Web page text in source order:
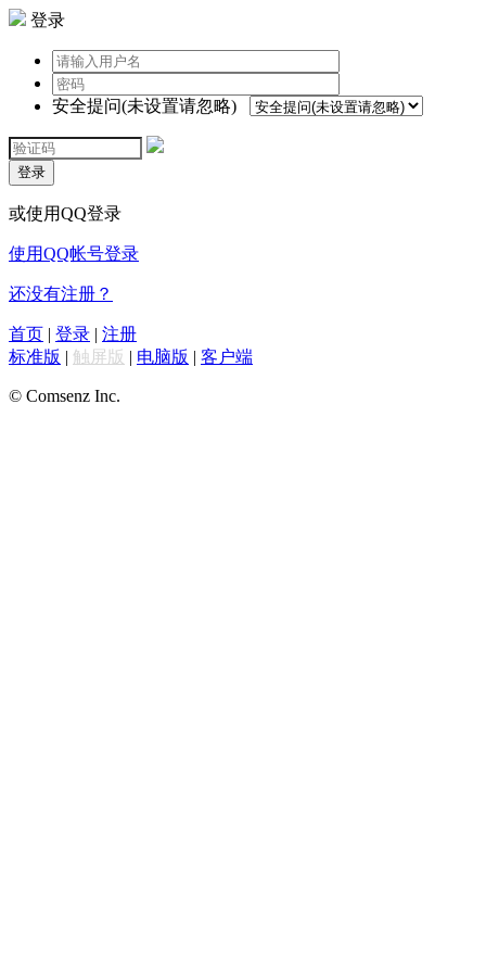
登录
安全提问(未设置请忽略)
登录
或使用QQ登录
使用QQ帐号登录
还没有注册？
首页 | 登录 | 注册
标准版 | 触屏版 | 电脑版 | 客户端
© Comsenz Inc.